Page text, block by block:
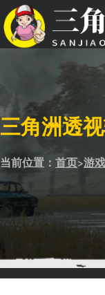
三角洲透
当前位置： 首页>游